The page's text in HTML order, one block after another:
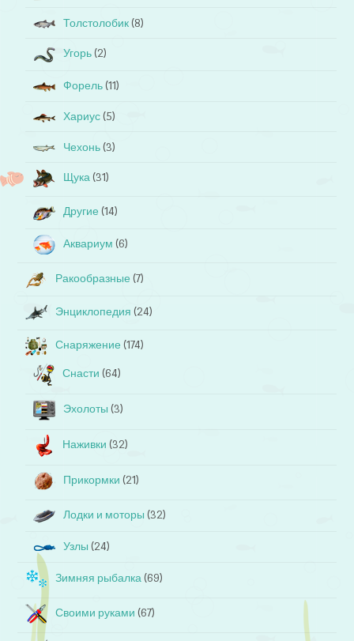
Толстолобик (8)
Угорь (2)
Форель (11)
Хариус (5)
Чехонь (3)
Щука (31)
Другие (14)
Аквариум (6)
Ракообразные (7)
Энциклопедия (24)
Снаряжение (174)
Снасти (64)
Эхолоты (3)
Наживки (32)
Прикормки (21)
Лодки и моторы (32)
Узлы (24)
Зимняя рыбалка (69)
Своими руками (67)